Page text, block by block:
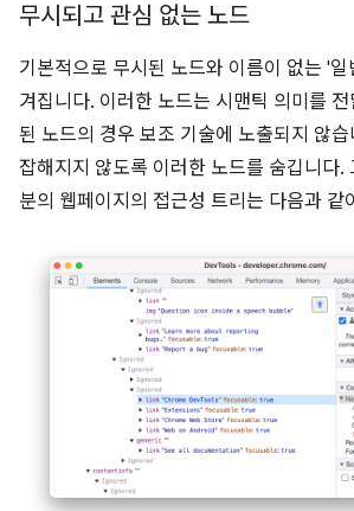
무시되고 관심 없는 노드
기본적으로 무시된 노드와 이름이 없는 '
겨집니다. 이러한 노드는 시맨틱 의미를 전
된 노드의 경우 보조 기술에 노출되지 않
잡해지지 않도록 이러한 노드를 숨깁니다.
분의 웹페이지의 접근성 트리는 다음과 같